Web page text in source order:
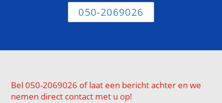
050-2069026
Bel 050-2069026 of laat een bericht achter en we
nemen direct contact met u op!